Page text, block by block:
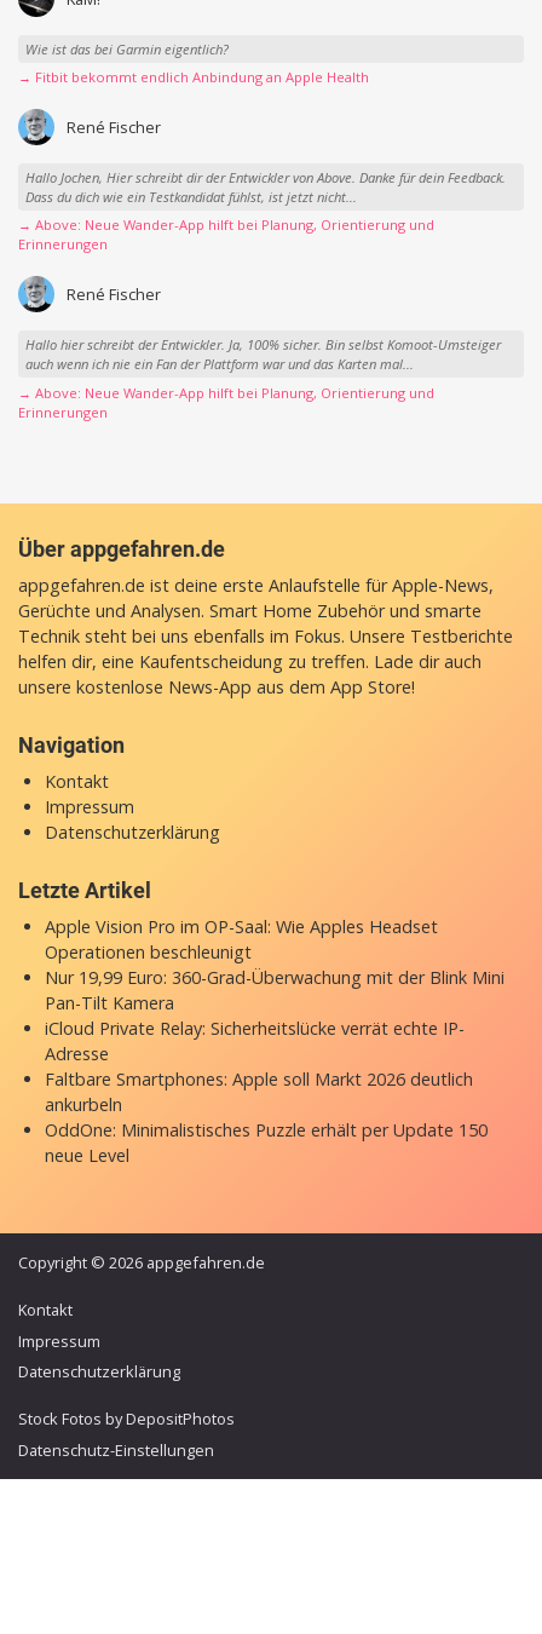
Wie ist das bei Garmin eigentlich?
→ Fitbit bekommt endlich Anbindung an Apple Health
René Fischer
Hallo Jochen, Hier schreibt dir der Entwickler von Above. Danke für dein Feedback.
Dass du dich wie ein Testkandidat fühlst, ist jetzt nicht...
→ Above: Neue Wander-App hilft bei Planung, Orientierung und
Erinnerungen
René Fischer
Hallo hier schreibt der Entwickler. Ja, 100% sicher. Bin selbst Komoot-Umsteiger
auch wenn ich nie ein Fan der Plattform war und das Karten mal...
→ Above: Neue Wander-App hilft bei Planung, Orientierung und
Erinnerungen
Über appgefahren.de
appgefahren.de ist deine erste Anlaufstelle für Apple-News,
Gerüchte und Analysen. Smart Home Zubehör und smarte
Technik steht bei uns ebenfalls im Fokus. Unsere Testberichte
helfen dir, eine Kaufentscheidung zu treffen. Lade dir auch
unsere kostenlose News-App aus dem App Store!
Navigation
Kontakt
Impressum
Datenschutzerklärung
Letzte Artikel
Apple Vision Pro im OP-Saal: Wie Apples Headset
Operationen beschleunigt
Nur 19,99 Euro: 360-Grad-Überwachung mit der Blink Mini
Pan-Tilt Kamera
iCloud Private Relay: Sicherheitslücke verrät echte IP-
Adresse
Faltbare Smartphones: Apple soll Markt 2026 deutlich
ankurbeln
OddOne: Minimalistisches Puzzle erhält per Update 150
neue Level
Copyright © 2026 appgefahren.de
Kontakt
Impressum
Datenschutzerklärung
Stock Fotos by DepositPhotos
Datenschutz-Einstellungen